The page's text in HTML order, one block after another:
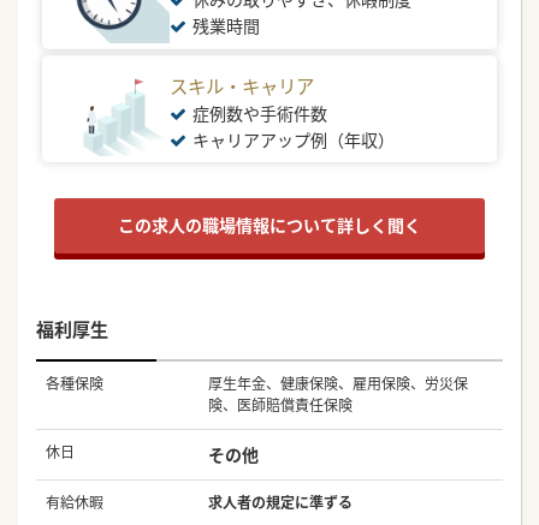
残業時間
スキル・キャリア
症例数や手術件数
キャリアアップ例（年収）
この求人の職場情報について詳しく聞く
福利厚生
各種保険
厚生年金、健康保険、雇用保険、労災保
険、医師賠償責任保険
休日 その他
有給休暇 求人者の規定に準ずる